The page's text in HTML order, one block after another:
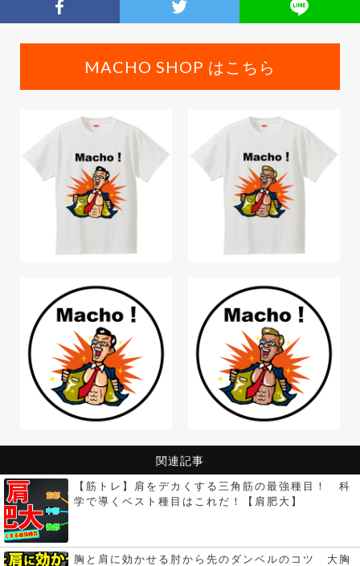
MACHO SHOP はこちら
関連記事
【筋トレ】肩をデカくする三角筋の最強種目！ 科
学で導くベスト種目はこれだ！【肩肥大】
胸と肩に効かせる肘から先のダンベルのコツ 大胸